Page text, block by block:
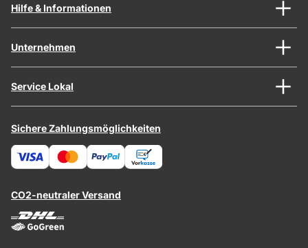
Hilfe & Informationen
Unternehmen
Service Lokal
Sichere Zahlungsmöglichkeiten
CO2-neutraler Versand